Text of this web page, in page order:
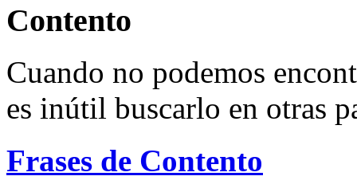
Contento
Cuando no podemos
es inútil buscarlo en otras
Frases de Contento